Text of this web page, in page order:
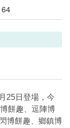
25日登場，今
餅趣、逗陣博
博餅趣、鄉鎮博